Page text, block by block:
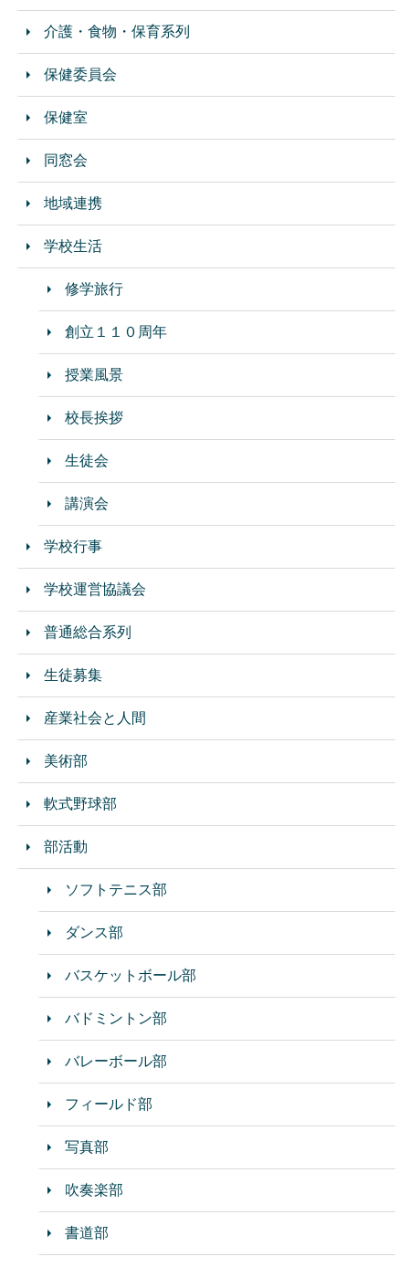
介護・食物・保育系列
保健委員会
保健室
同窓会
地域連携
学校生活
修学旅行
創立１１０周年
授業風景
校長挨拶
生徒会
講演会
学校行事
学校運営協議会
普通総合系列
生徒募集
産業社会と人間
美術部
軟式野球部
部活動
ソフトテニス部
ダンス部
バスケットボール部
バドミントン部
バレーボール部
フィールド部
写真部
吹奏楽部
書道部